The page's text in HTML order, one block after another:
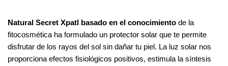
Natural Secret Xpatl basado en el conocimiento de la
fitocosmética ha formulado un protector solar que te permite
disfrutar de los rayos del sol sin dañar tu piel. La luz solar nos
proporciona efectos fisiológicos positivos, estimula la síntesis